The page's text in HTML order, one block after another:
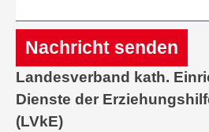
Nachricht senden
Alternative:
Landesverband kath.
Dienste der
(LVkE)